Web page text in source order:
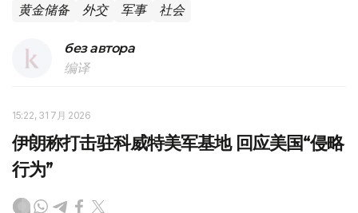
黄金储备 外交 军事 社会
без автора
编译
15:22, 31 7月 2026
伊朗称打击驻科威特美军基地 回应美国“侵略
行为”